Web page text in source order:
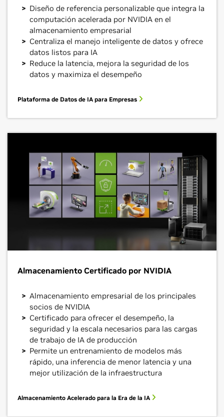
Diseño de referencia personalizable que integra la
computación acelerada por NVIDIA en el
almacenamiento empresarial
Centraliza el manejo inteligente de datos y ofrece
datos listos para IA
Reduce la latencia, mejora la seguridad de los
datos y maximiza el desempeño
Plataforma de Datos de IA para Empresas
Almacenamiento Certificado por NVIDIA
Almacenamiento empresarial de los principales
socios de NVIDIA
Certificado para ofrecer el desempeño, la
seguridad y la escala necesarios para las cargas
de trabajo de IA de producción
Permite un entrenamiento de modelos más
rápido, una inferencia de menor latencia y una
mejor utilización de la infraestructura
Almacenamiento Acelerado para la Era de la IA